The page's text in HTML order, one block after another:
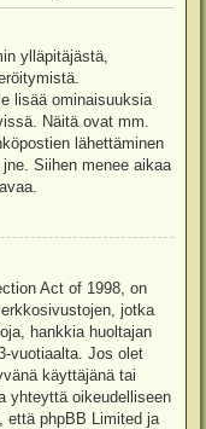
ylläpitäjästä,
lisää ominaisuuksia
Näitä ovat mm.
lähettäminen
Siihen menee aikaa
Act of 1998, on
jotka
hankkia huoltajan
vuotiaalta. Jos olet
käyttäjänä tai
yhteyttä oikeudelliseen
että phpBB Limited ja